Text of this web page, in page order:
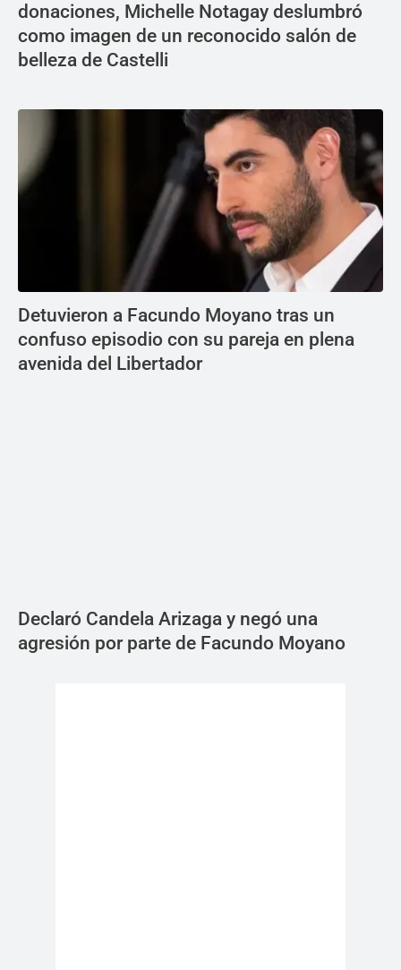
donaciones, Michelle Notagay deslumbró
como imagen de un reconocido salón de
belleza de Castelli
Detuvieron a Facundo Moyano tras un
confuso episodio con su pareja en plena
avenida del Libertador
Declaró Candela Arizaga y negó una
agresión por parte de Facundo Moyano